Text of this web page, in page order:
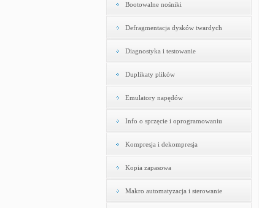
Bootowalne nośniki
Defragmentacja dysków twardych
Diagnostyka i testowanie
Duplikaty plików
Emulatory napędów
Info o sprzęcie i oprogramowaniu
Kompresja i dekompresja
Kopia zapasowa
Makro automatyzacja i sterowanie